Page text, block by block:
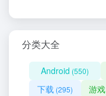
分类大全
Android (550)
下载(295) 游戏